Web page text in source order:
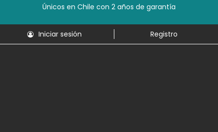
Únicos en Chile con 2 años de garantía
Iniciar sesión Registro